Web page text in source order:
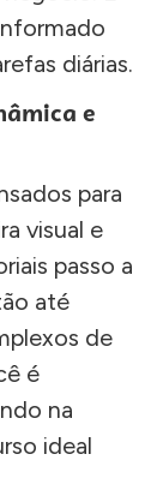
diárias.
e
para
visual e
passo a
até
de
é
na
ideal